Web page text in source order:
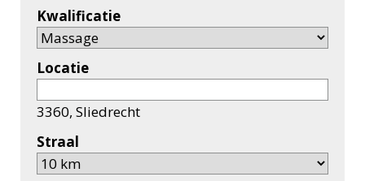
Kwalificatie
Locatie
3360, Sliedrecht
Straal